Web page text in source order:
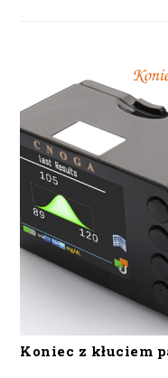
Koniec z kłuciem